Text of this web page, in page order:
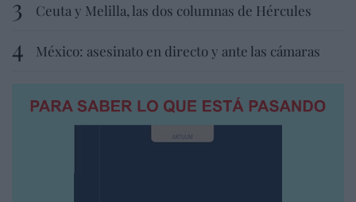
Ceuta y Melilla, las dos columnas de Hércules
México: asesinato en directo y ante las cámaras